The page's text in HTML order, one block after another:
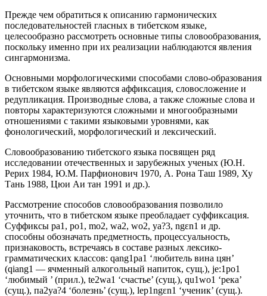
Прежде чем обратиться к описанию гармонических
последовательностей гласных в тибетском языке,
целесообразно рассмотреть основные типы словообразования,
поскольку именно при их реализации наблюдаются явления
сингармонизма.
Основными морфологическими способами слово-образования
в тибетском языке являются аффиксация, словосложение и
редупликация. Производные слова, а также сложные слова и
повторы характеризуются сложными и многообразными
отношениями с такими языковыми уровнями, как
фонологический, морфологический и лексический.
Словообразованию тибетского языка посвящен ряд
исследовании отечественных и зарубежных ученых (Ю.Н.
Рерих 1984, Ю.М. Парфионович 1970, А. Рона Таш 1989, Ху
Тань 1988, Цюи Аи тан 1991 и др.).
Рассмотрение способов словообразования позволило
уточнить, что в тибетском языке преобладает суффиксация.
Суффиксы pa1, po1, mo2, wa2, wo2, ya?3, ngɛn1 и др.
способны обозначать предметность, процессуальность,
признаковость, встречаясь в составе разных лексико-
грамматических классов: qang1pa1 ‘любитель вина цян’
(qiang1 — ячменный алкогольный напиток, сущ.), je:1po1
‘любимый ’ (прил.), te2wa1 ‘счастье’ (сущ.), qu1wo1 ‘река’
(сущ.), па2уа?4 ‘болезнь’ (сущ.), lep1ngɛn1 ‘ученик’ (сущ.).